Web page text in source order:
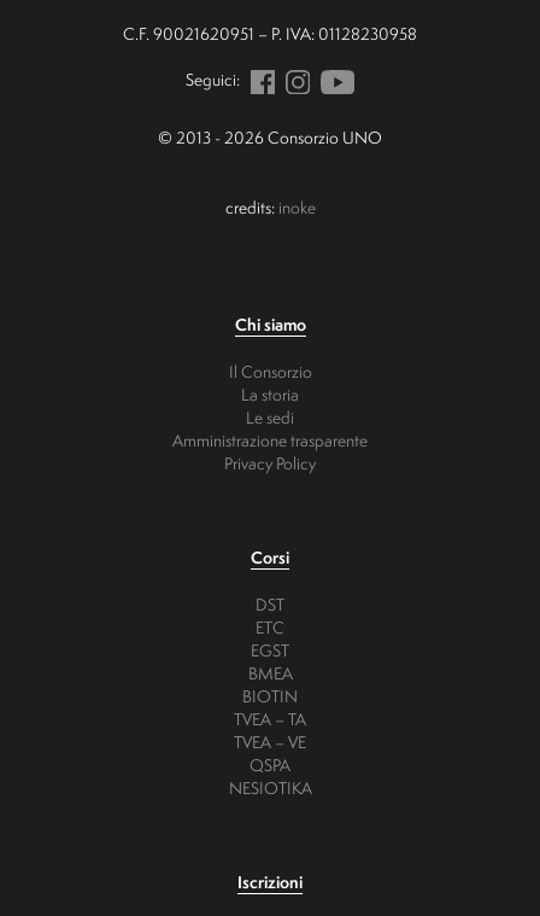
C.F. 90021620951 – P. IVA: 01128230958
Seguici:
© 2013 - 2026 Consorzio UNO
credits: inoke
Chi siamo
Il Consorzio
La storia
Le sedi
Amministrazione trasparente
Privacy Policy
Corsi
DST
ETC
EGST
BMEA
BIOTIN
TVEA – TA
TVEA – VE
QSPA
NESIOTIKA
Iscrizioni